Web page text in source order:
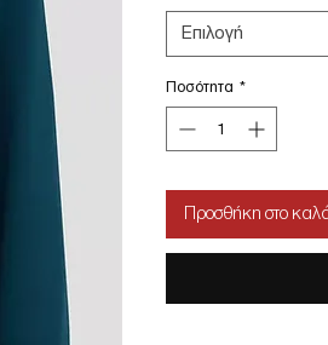
Επιλογή
Ποσότητα *
Προσθήκη στο